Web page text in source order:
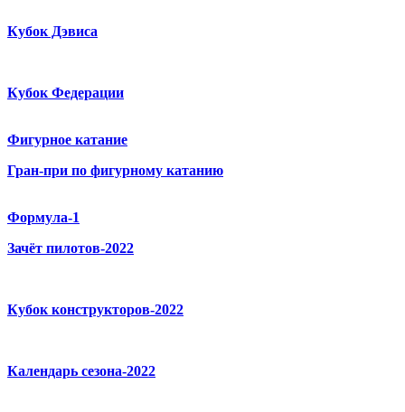
Кубок Дэвиса
Кубок Федерации
Фигурное катание
Гран-при по фигурному катанию
Формула-1
Зачёт пилотов-2022
Кубок конструкторов-2022
Календарь сезона-2022